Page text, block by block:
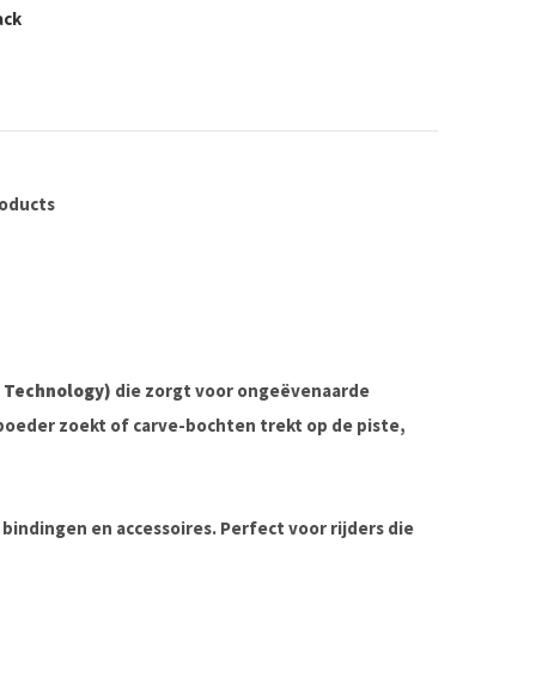
Technology) die zorgt voor ongeëvenaarde
zoekt of carve-bochten trekt op de piste,
en accessoires. Perfect voor rijders die